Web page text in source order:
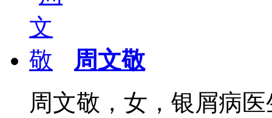
周文敬
周文敬，女，银屑病